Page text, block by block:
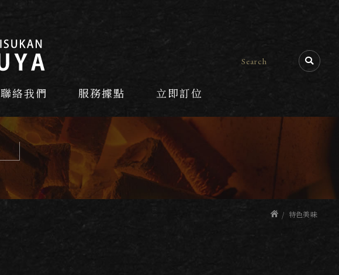
聯絡我們 服務據點 立即訂位
特色美味